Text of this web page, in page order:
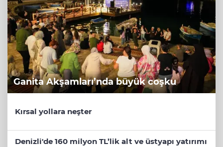
Ganita Akşamları’nda büyük coşku
Kırsal yollara neşter
Denizli'de 160 milyon TL’lik alt ve üstyapı yatırımı